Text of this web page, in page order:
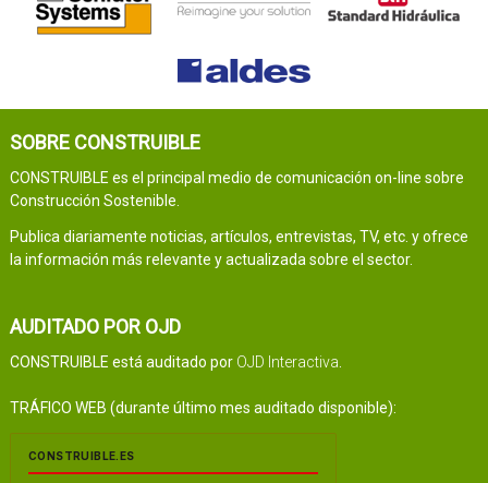
SOBRE CONSTRUIBLE
CONSTRUIBLE es el principal medio de comunicación on-line sobre
Construcción Sostenible.
Publica diariamente noticias, artículos, entrevistas, TV, etc. y ofrece
la información más relevante y actualizada sobre el sector.
AUDITADO POR OJD
CONSTRUIBLE está auditado por OJD Interactiva.
TRÁFICO WEB (durante último mes auditado disponible):